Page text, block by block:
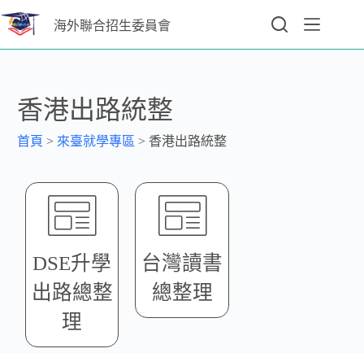
海外聯合招生委員會
香港出路統整
首頁 > 來臺就學專區 >香港出路統整
DSE升學
出路總整
理
台灣讀書
總整理